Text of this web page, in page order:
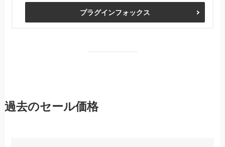
プラグインフォックス
過去のセール価格